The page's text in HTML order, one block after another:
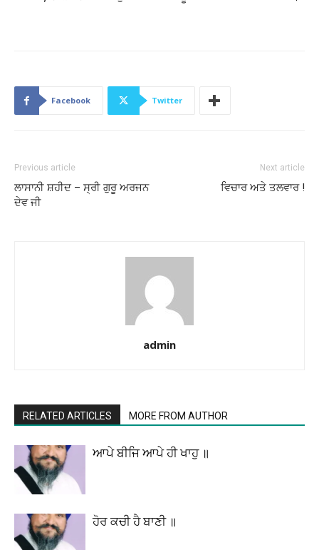
Facebook Twitter
Previous article
ਲਾਸਾਨੀ ਸ਼ਹੀਦ – ਸ੍ਰੀ ਗੁਰੂ ਅਰਜਨ
ਦੇਵ ਜੀ
Next article
ਵਿਚਾਰ ਅਤੇ ਤਲਵਾਰ !
admin
RELATED ARTICLES MORE FROM AUTHOR
ਆਪੇ ਬੀਜਿ ਆਪੇ ਹੀ ਖਾਹੁ ॥
ਹੋਰ ਕਚੀ ਹੈ ਬਾਣੀ ॥